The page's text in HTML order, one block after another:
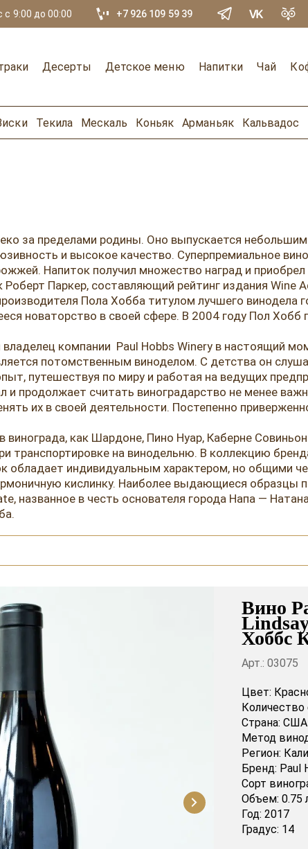
с 9:00 до 00:00 +7 926 109 59 39
Десерты Детское меню Напитки Чай
Текила Мескаль Коньяк Арманьяк Кальвадос
за пределами родины. Оно выпускается
и высокое качество. Суперпремиальное
Напиток получил множество наград и
Паркер, составляющий рейтинг издания Wine
Пола Хобба титулом лучшего винодела
новаторство в своей сфере. В 2004 году Пол Хобб
компании Paul Hobbs Winery в настоящий
потомственным виноделом. С детства он
путешествуя по миру и работая на ведущих
и продолжает считать виноградарство не менее
их в своей деятельности. Постепенно
как Шардоне, Пино Нуар, Каберне
на винодельню. В коллекцию
индивидуальным характером, но общими
кислинку. Наиболее выдающиеся образцы
названное в честь основателя города Напа —
Вино
Хоббс
Арт.: 03075
Цвет:
Количество
Страна: США
Метод
Регион:
Бренд: Paul
Сорт
Объем: 0.75
Год: 2017
Градус: 14